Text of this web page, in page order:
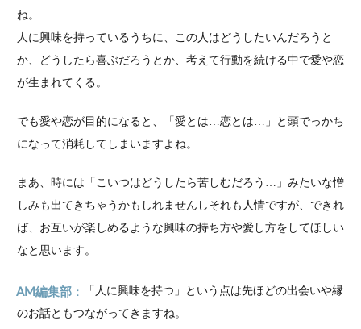
ね。
人に興味を持っているうちに、この人はどうしたいんだろうと
か、どうしたら喜ぶだろうとか、考えて行動を続ける中で愛や恋
が生まれてくる。
でも愛や恋が目的になると、「愛とは…恋とは…」と頭でっかち
になって消耗してしまいますよね。
まあ、時には「こいつはどうしたら苦しむだろう…」みたいな憎
しみも出てきちゃうかもしれませんしそれも人情ですが、できれ
ば、お互いが楽しめるような興味の持ち方や愛し方をしてほしい
なと思います。
AM編集部
「人に興味を持つ」という点は先ほどの出会いや縁
のお話ともつながってきますね。